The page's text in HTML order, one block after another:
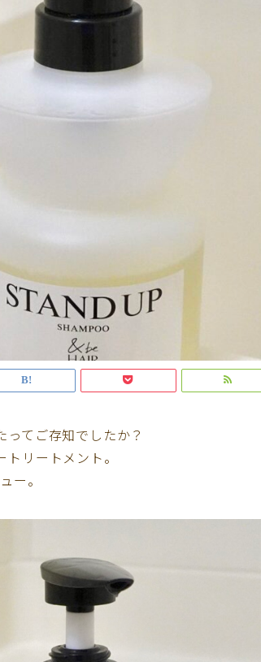
てご存知でしたか？
リートメント。
ー。